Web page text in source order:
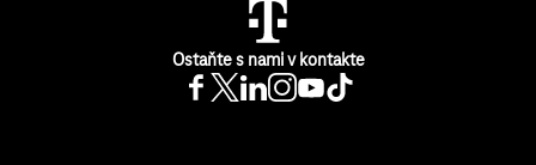
Ostaňte s nami v kontakte